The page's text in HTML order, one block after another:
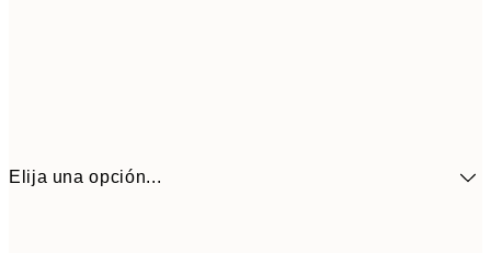
Elija una opción...